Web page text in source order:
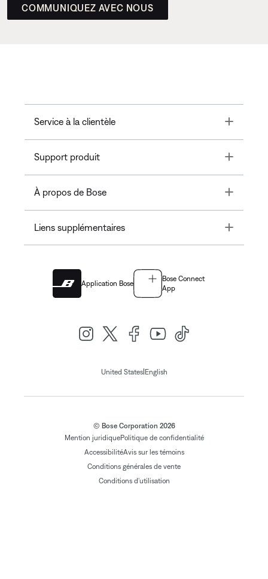
COMMUNIQUEZ AVEC NOUS
Service à la clientèle Toggle
Support produit Toggle
À propos de Bose Toggle
Liens supplémentaires Toggle
Application Bose
Bose Connect
App
United States| English
© Bose Corporation 2026
Mention juridiquePolitique de confidentialité
AccessibilitéAvis sur les témoins
Conditions générales de vente
Conditions d'utilisation